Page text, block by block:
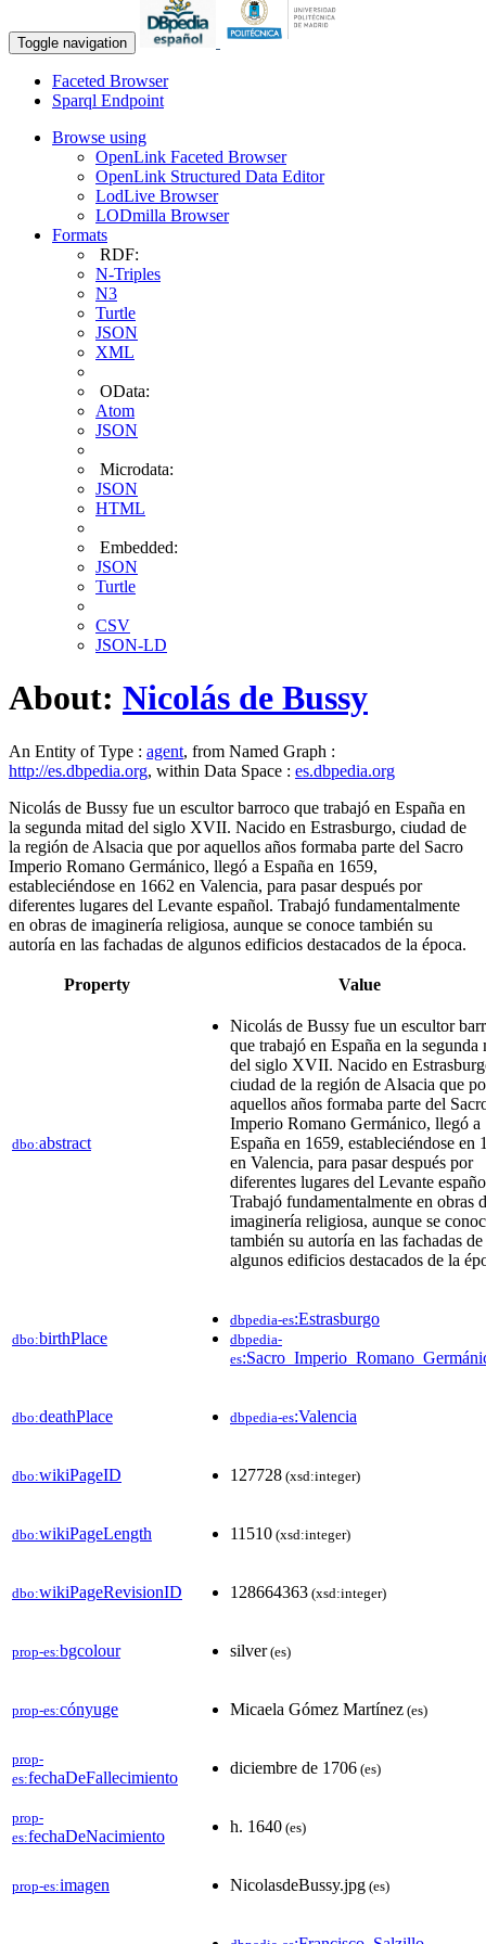
Toggle navigation
Faceted Browser
Sparql Endpoint
Browse using
OpenLink Faceted Browser
OpenLink Structured Data Editor
LodLive Browser
LODmilla Browser
Formats
RDF:
N-Triples
N3
Turtle
JSON
XML
OData:
Atom
JSON
Microdata:
JSON
HTML
Embedded:
JSON
Turtle
CSV
JSON-LD
About: Nicolás de Bussy
An Entity of Type : agent, from Named Graph :
http://es.dbpedia.org, within Data Space : es.dbpedia.org
Nicolás de Bussy fue un escultor barroco que trabajó en España en
la segunda mitad del siglo XVII. Nacido en Estrasburgo, ciudad de
la región de Alsacia que por aquellos años formaba parte del Sacro
Imperio Romano Germánico, llegó a España en 1659,​
estableciéndose en 1662​ en Valencia, para pasar después por
diferentes lugares del Levante español. Trabajó fundamentalmente
en obras de imaginería religiosa, aunque se conoce también su
autoría en las fachadas de algunos edificios destacados de la época.
Property Value
dbo:abstract
Nicolás de Bussy fue un escultor
que trabajó en España en la segunda
del siglo XVII. Nacido en
ciudad de la región de Alsacia que
aquellos años formaba parte del
Imperio Romano Germánico, llegó a
España en 1659,​ estableciéndose en
en Valencia, para pasar después por
diferentes lugares del Levante
Trabajó fundamentalmente en obras
imaginería religiosa, aunque se
también su autoría en las fachadas de
algunos edificios destacados de la
dbo:birthPlace
dbpedia-es:Estrasburgo
dbpedia-
es
dbo:deathPlace dbpedia-es:Valencia
dbo:wikiPageID 127728 (xsd:integer)
dbo:wikiPageLength 11510 (xsd:integer)
dbo:wikiPageRevisionID 128664363 (xsd:integer)
prop-es:bgcolour silver(es)
prop-es:cónyuge Micaela Gómez Martínez (es)
prop-
es:fechaDeFallecimiento
diciembre de 1706 (es)
prop-
es:fechaDeNacimiento
h. 1640 (es)
prop-es:imagen NicolasdeBussy.jpg (es)